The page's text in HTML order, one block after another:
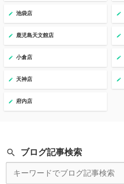
池袋店
鹿児島天文館店
小倉店
天神店
府内店
ブログ記事検索